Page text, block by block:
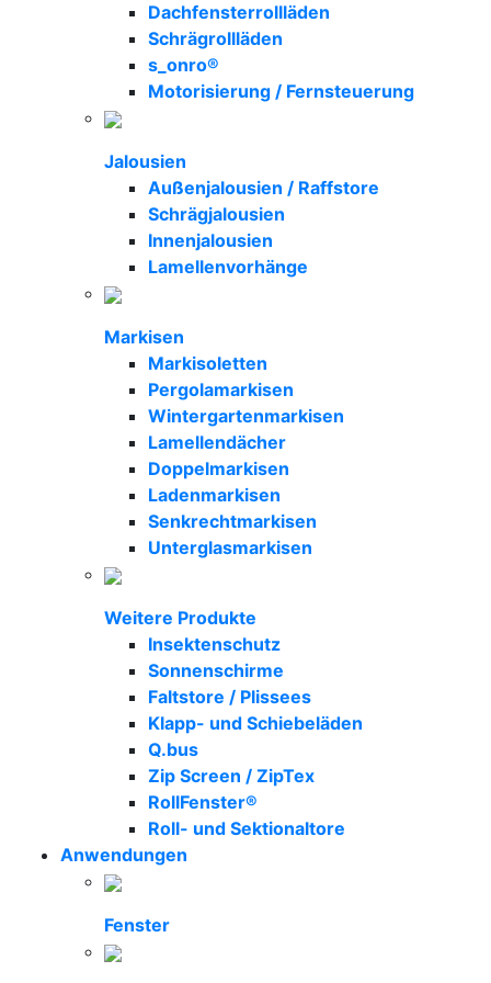
Dachfensterrollläden
Schrägrollläden
s_onro®
Motorisierung / Fernsteuerung
Jalousien
Außenjalousien / Raffstore
Schrägjalousien
Innenjalousien
Lamellenvorhänge
Markisen
Markisoletten
Pergolamarkisen
Wintergartenmarkisen
Lamellendächer
Doppelmarkisen
Ladenmarkisen
Senkrechtmarkisen
Unterglasmarkisen
Weitere Produkte
Insektenschutz
Sonnenschirme
Faltstore / Plissees
Klapp- und Schiebeläden
Q.bus
Zip Screen / ZipTex
RollFenster®
Roll- und Sektionaltore
Anwendungen
Fenster